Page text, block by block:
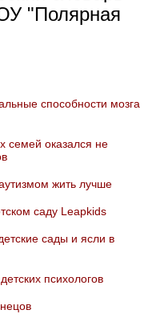
"Полярная
способности мозга
семей оказался не
жить лучше
саду Leapkids
сады и ясли в
психологов